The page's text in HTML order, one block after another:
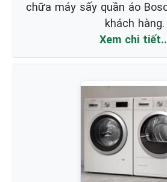
chữa máy sấy quần áo
khách hàng.
Xem chi